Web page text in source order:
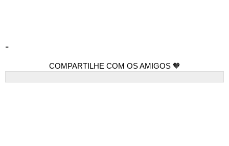
-
COMPARTILHE COM OS AMIGOS 🧡